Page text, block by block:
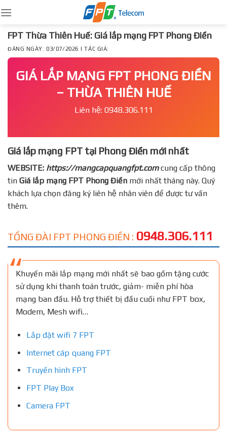
to
content
FPT Thừa Thiên Huế: Giá lắp mạng FPT Phong Điền
ĐĂNG NGÀY: 03/07/2026 | TÁC GIẢ:
GIÁ LẮP MẠNG FPT PHONG ĐIỀN
– THỪA THIÊN HUẾ
Liên hệ: 0948.306.111
Giá lắp mạng FPT tại Phong Điền mới nhất
WEBSITE: https://mangcapquangfpt.comcung cấp thông
tin Giá lắp mạng FPT Phong Điền mới nhất tháng này. Quý
khách lựa chọn đăng ký liên hệ nhân viên để được tư vấn
thêm.
TỔNG ĐÀI FPT PHONG ĐIỀN : 0948.306.111
Khuyến mãi lắp mạng mới nhất sẽ bao gồm tặng cước
sử dụng khi thanh toán trước, giảm- miễn phí hòa
mạng ban đầu. Hỗ trợ thiết bị đầu cuối như FPT box,
Modem, Mesh wifi…
Lắp đặt wifi 7 FPT
Internet cáp quang FPT
Truyền hình FPT
FPT Play Box
Camera FPT